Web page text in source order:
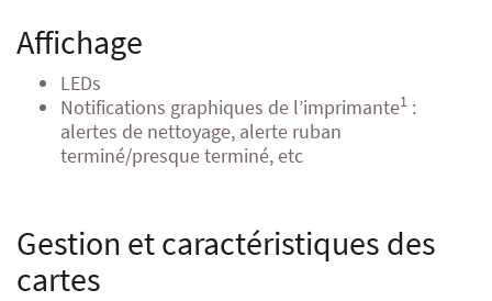
Affichage
LEDs
Notifications graphiques de l’imprimante1 :
alertes de nettoyage, alerte ruban
terminé/presque terminé, etc
Gestion et caractéristiques des
cartes